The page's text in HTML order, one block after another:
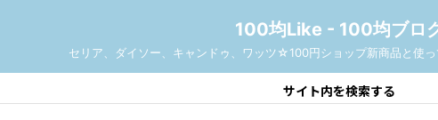
100均Like - 100均ブロ
セリア、ダイソー、キャンドゥ、ワッツ☆100円ショップ新商品と使
サイト内を検索する